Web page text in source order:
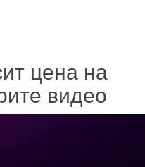
цена на
видео